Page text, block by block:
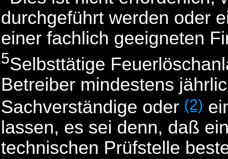
durchgeführt werden oder
einer fachlich geeigneten
5Selbsttätige
Betreiber mindestens
Sachverständige oder (2)
lassen, es sei denn, daß
technischen Prüfstelle